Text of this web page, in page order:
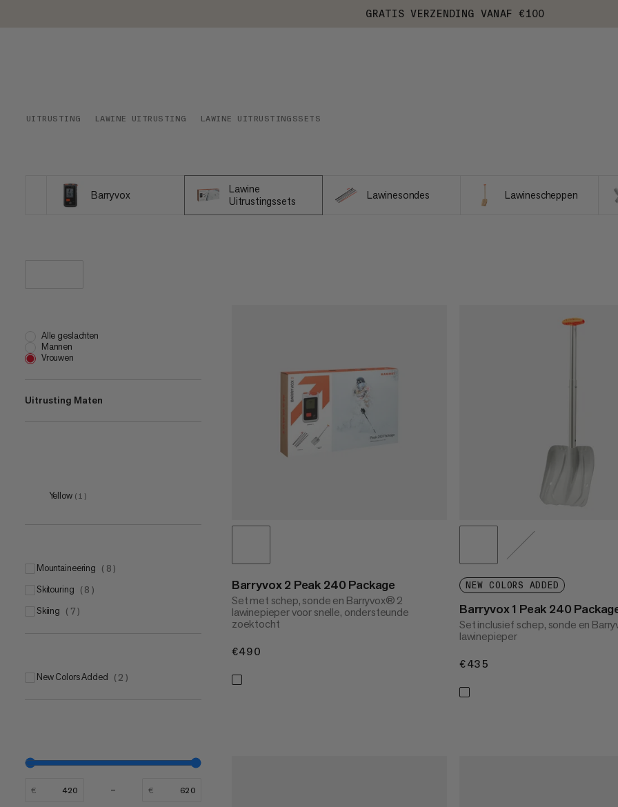
GRATIS VERZENDING VANAF €100
UITRUSTING LAWINE UITRUSTING LAWINE UITRUSTINGSSETS
Barryvox
Lawine
Uitrustingssets
Lawinesondes Lawinescheppen
Alle geslachten
Mannen
Vrouwen
Uitrusting Maten
Yellow ( 1 )
mountaineering ( 8 )
skitouring ( 8 )
skiing ( 7 )
New Colors Added ( 2 )
€ €
Barryvox 2 Peak 240 Package
Set met schep, sonde en Barryvox® 2
lawinepieper voor snelle, ondersteunde
zoektocht
€490
NEW COLORS ADDED
Barryvox 1 Peak 240
Set inclusief schep, sonde en
lawinepieper
€435